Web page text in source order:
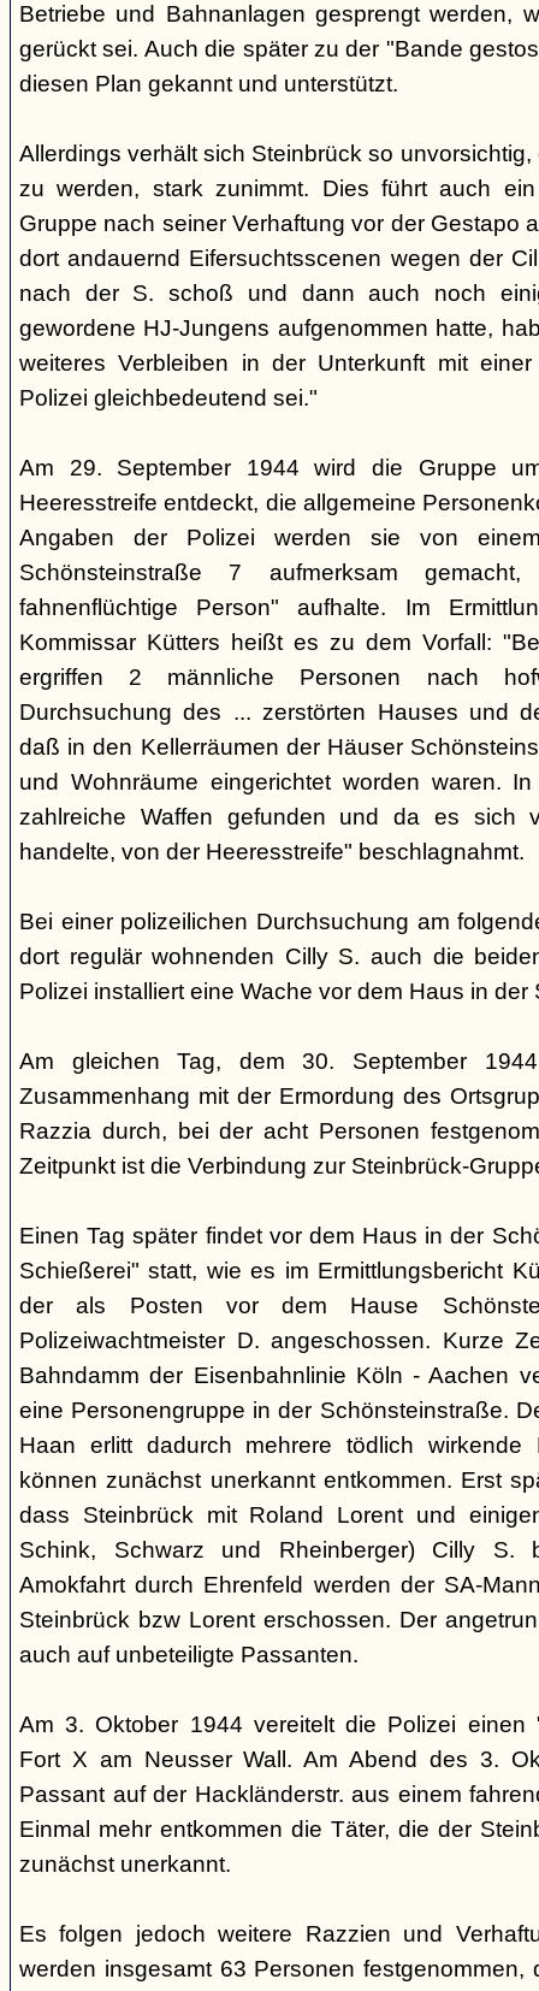
Betriebe und Bahnanlagen gesprengt werden,
gerückt sei. Auch die später zu der "Bande
diesen Plan gekannt und unterstützt.
Allerdings verhält sich Steinbrück so
zu werden, stark zunimmt. Dies führt auch
Gruppe nach seiner Verhaftung vor der Gestapo
dort andauernd Eifersuchtsscenen wegen der
nach der S. schoß und dann auch noch
gewordene HJ-Jungens aufgenommen hatte,
weiteres Verbleiben in der Unterkunft mit
Polizei gleichbedeutend sei."
Am 29. September 1944 wird die Gruppe
Heeresstreife entdeckt, die allgemeine
Angaben der Polizei werden sie von
Schönsteinstraße 7 aufmerksam
fahnenflüchtige Person" aufhalte. Im
Kommissar Kütters heißt es zu dem Vorfall:
ergriffen 2 männliche Personen nach
Durchsuchung des ... zerstörten Hauses und
daß in den Kellerräumen der Häuser
und Wohnräume eingerichtet worden waren.
zahlreiche Waffen gefunden und da es sich
handelte, von der Heeresstreife" beschlagnahmt.
Bei einer polizeilichen Durchsuchung am
dort regulär wohnenden Cilly S. auch die
Polizei installiert eine Wache vor dem Haus in
Am gleichen Tag, dem 30. September
Zusammenhang mit der Ermordung des
Razzia durch, bei der acht Personen
Zeitpunkt ist die Verbindung zur Steinbrück-
Einen Tag später findet vor dem Haus in der
Schießerei" statt, wie es im Ermittlungsbericht
der als Posten vor dem Hause
Polizeiwachtmeister D. angeschossen. Kurze
Bahndamm der Eisenbahnlinie Köln - Aachen
eine Personengruppe in der Schönsteinstraße.
Haan erlitt dadurch mehrere tödlich wirkende
können zunächst unerkannt entkommen. Erst
dass Steinbrück mit Roland Lorent und
Schink, Schwarz und Rheinberger) Cilly S.
Amokfahrt durch Ehrenfeld werden der SA-
Steinbrück bzw Lorent erschossen. Der
auch auf unbeteiligte Passanten.
Am 3. Oktober 1944 vereitelt die Polizei einen
Fort X am Neusser Wall. Am Abend des 3.
Passant auf der Hackländerstr. aus einem
Einmal mehr entkommen die Täter, die der
zunächst unerkannt.
Es folgen jedoch weitere Razzien und
werden insgesamt 63 Personen festgenommen,